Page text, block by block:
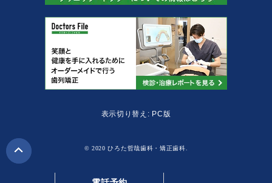
表示切り替え: PC版
© 2020 ひろた哲哉歯科・矯正歯科.